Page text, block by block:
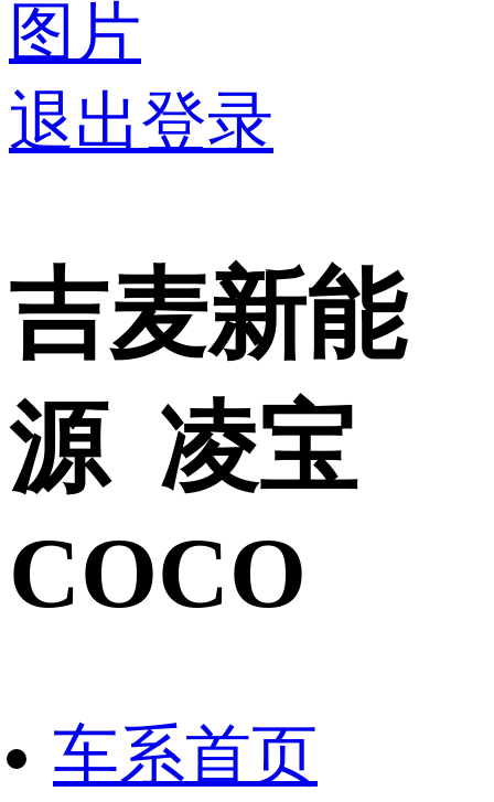
图片
退出登录
吉麦新能
源 凌宝
COCO
车系首页